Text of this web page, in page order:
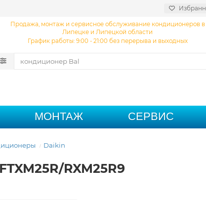
Продажа, монтаж и сервисное обслуживание кондиционеров в
Липецке и Липецкой области
График работы: 9:00 - 21:00 без перерыва и выходных
МОНТАЖ СЕРВИС
Daikin
RXM25R9